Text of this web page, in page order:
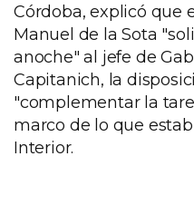
Córdoba, explicó que
Manuel de la Sota
anoche" al jefe de
Capitanich, la
"complementar la
marco de lo que
Interior.